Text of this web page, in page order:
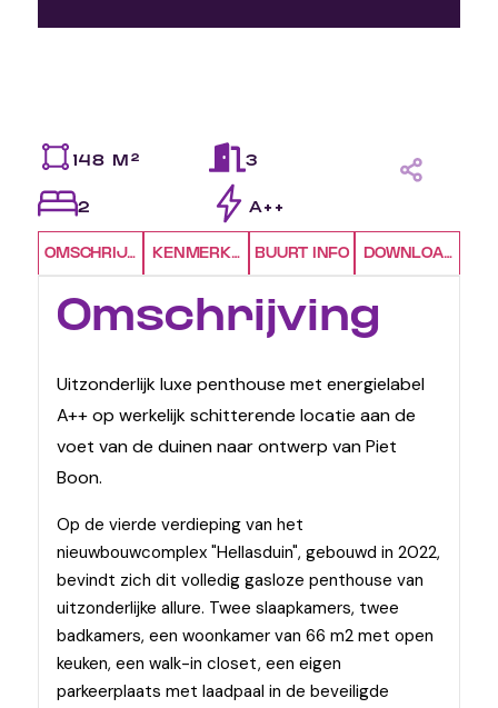
148 M² 3
2 A++
OMSCHRIJVINGKENMERKEN BUURT INFO DOWNLOADS
Omschrijving
Uitzonderlijk luxe penthouse met energielabel
A++ op werkelijk schitterende locatie aan de
voet van de duinen naar ontwerp van Piet
Boon.
Op de vierde verdieping van het
nieuwbouwcomplex "Hellasduin", gebouwd in 2022,
bevindt zich dit volledig gasloze penthouse van
uitzonderlijke allure. Twee slaapkamers, twee
badkamers, een woonkamer van 66 m2 met open
keuken, een walk-in closet, een eigen
parkeerplaats met laadpaal in de beveiligde